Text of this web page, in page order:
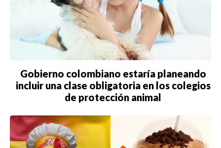
Gobierno colombiano estaría planeando
incluir una clase obligatoria en los colegios
de protección animal